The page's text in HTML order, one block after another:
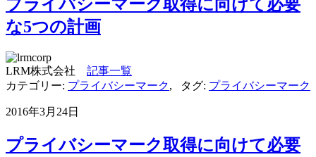
プライバシーマーク取得に向けて必要
な5つの計画
LRM株式会社 記事一覧
カテゴリー: プライバシーマーク, タグ: プライバシーマーク
2016年3月24日
プライバシーマーク取得に向けて必要